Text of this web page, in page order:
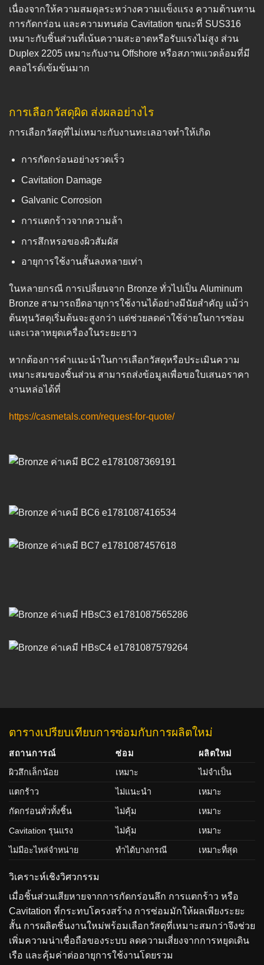
เนื่องจากให้ความสมดุลระหว่างความแข็งแรง ความต้านทาน
การกัดกร่อน และความทนต่อ Cavitation ขณะที่ SUS316
เหมาะกับชิ้นส่วนที่เน้นความสะอาดหรือรับแรงไม่สูง ส่วน
Duplex 2205 เหมาะกับงาน Offshore หรือสภาพแวดล้อมที่มี
คลอไรด์เข้มข้นมาก
การเลือกวัสดุผิด ส่งผลอย่างไร
การเลือกวัสดุที่ไม่เหมาะกับงานทะเลอาจทำให้เกิด
การกัดกร่อนอย่างรวดเร็ว
Cavitation Damage
Galvanic Corrosion
การแตกร้าวจากความล้า
การสึกหรอของผิวสัมผัส
อายุการใช้งานสั้นลงหลายเท่า
ในหลายกรณี การเปลี่ยนจาก Bronze ทั่วไปเป็น Aluminum
Bronze สามารถยืดอายุการใช้งานได้อย่างมีนัยสำคัญ แม้ว่า
ต้นทุนวัสดุเริ่มต้นจะสูงกว่า แต่ช่วยลดค่าใช้จ่ายในการซ่อม
และเวลาหยุดเครื่องในระยะยาว
หากต้องการคำแนะนำในการเลือกวัสดุหรือประเมินความ
เหมาะสมของชิ้นส่วน สามารถส่งข้อมูลเพื่อขอใบเสนอราคา
งานหล่อได้ที่
https://casmetals.com/request-for-quote/
ตารางเปรียบเทียบการซ่อมกับการผลิตใหม่
สถานการณ์ ซ่อม
ผลิตใหม่
ผิวสึกเล็กน้อย
เหมาะ ไม่จำเป็น
แตกร้าว ไม่แนะนำ เหมาะ
กัดกร่อนทั่วทั้งชิ้น ไม่คุ้ม เหมาะ
Cavitation รุนแรง ไม่คุ้ม เหมาะ
ไม่มีอะไหล่จำหน่าย ทำได้บางกรณี เหมาะที่สุด
วิเคราะห์เชิงวิศวกรรม
เมื่อชิ้นส่วนเสียหายจากการกัดกร่อนลึก การแตกร้าว หรือ
Cavitation ที่กระทบโครงสร้าง การซ่อมมักให้ผลเพียงระยะ
สั้น การผลิตชิ้นงานใหม่พร้อมเลือกวัสดุที่เหมาะสมกว่าจึงช่วย
เพิ่มความน่าเชื่อถือของระบบ ลดความเสี่ยงจากการหยุดเดิน
เรือ และคุ้มค่าต่ออายุการใช้งานโดยรวม